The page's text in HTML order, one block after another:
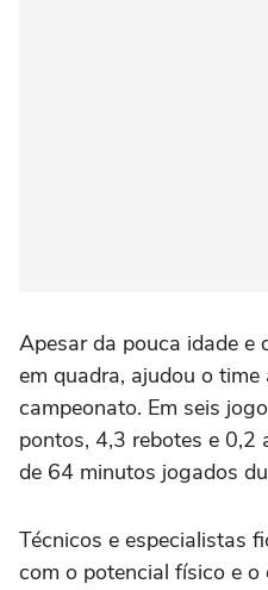
Apesar da pouca idade e
em quadra, ajudou o
campeonato. Em seis
pontos, 4,3 rebotes e 0,2
de 64 minutos jogados
Técnicos e especialistas
com o potencial físico e